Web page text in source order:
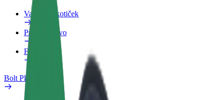
Varnostni kotiček
Prijavi težavo
FAQ
Bolt Plus